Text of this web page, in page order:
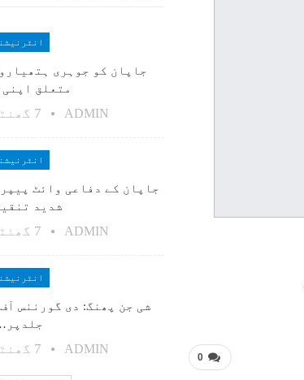
0
جاپان کو جوہری
متعلق
ADMIN 7 گھنٹے ago
جاپان کے دفاعی وائٹ
شدید
ADMIN 7 گھنٹے ago
شی جن پھنگ: دی گورننس
ADMIN 7 گھنٹے ago